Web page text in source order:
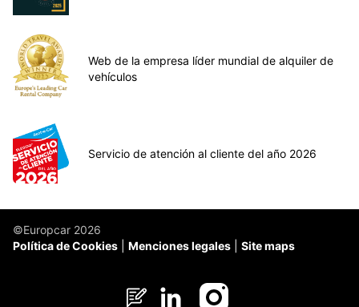
Web de la empresa líder mundial de alquiler de
vehículos
Servicio de atención al cliente del año 2026
©Europcar 2026
Política de Cookies
Menciones legales Site maps